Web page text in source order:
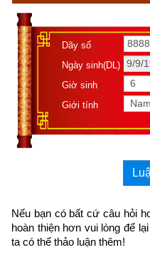
hoàn thành mục tiêu.
Để đọc online trọn bộ Sách
Dãy số
Ngày sinh(DL)
Giờ sinh
Giới tính
Nếu bạn có bất cứ câu hỏi
hoàn thiện hơn vui lòng để
ta có thể thảo luận thêm!